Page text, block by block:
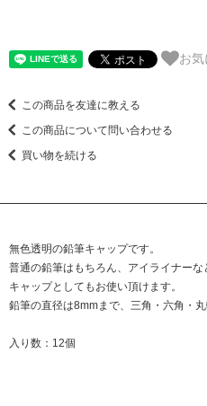
お
この商品を友達に教える
この商品について問い合わせる
買い物を続ける
無色透明の鉛筆キャップです。
普通の鉛筆はもちろん、アイライナー
キャップとしてもお使い頂けます。
鉛筆の直径は8mmまで、三角・六角・丸
入り数：12個